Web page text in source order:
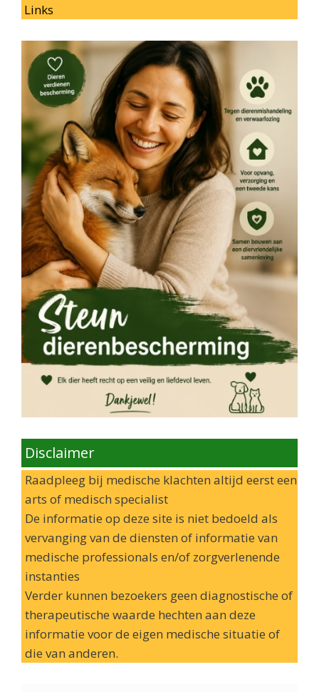
Links
Disclaimer
Raadpleeg bij medische klachten altijd eerst een
arts of medisch specialist
De informatie op deze site is niet bedoeld als
vervanging van de diensten of informatie van
medische professionals en/of zorgverlenende
instanties
Verder kunnen bezoekers geen diagnostische of
therapeutische waarde hechten aan deze
informatie voor de eigen medische situatie of
die van anderen.